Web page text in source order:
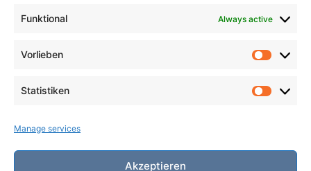
Funktional Always active
Vorlieben
Statistiken
Manage services
Akzeptieren